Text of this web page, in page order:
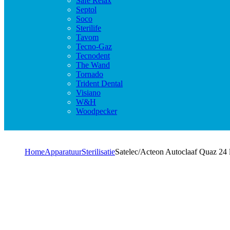
Septol
Soco
Sterilife
Tavom
Tecno-Gaz
Tecnodent
The Wand
Tornado
Trident Dental
Visiano
W&H
Woodpecker
HomeApparatuurSterilisatieSatelec/Acteon Autoclaaf Quaz 24